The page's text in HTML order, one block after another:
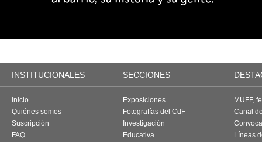
INSTITUCIONALES SECCIONES
Inicio
Quiénes somos
Suscripción
FAQ
Exposiciones
Fotografías del CdF
Investigación
Educativa
MUFF,
Canal
Líneas